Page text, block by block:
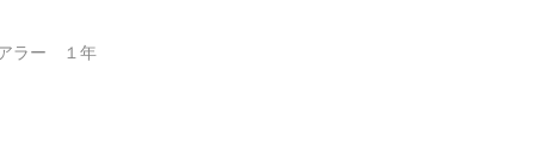
ラー １年